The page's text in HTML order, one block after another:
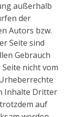
außerhalb
der
Autors bzw.
Seite sind
Gebrauch
nicht vom
Inhalte Dritter
auf